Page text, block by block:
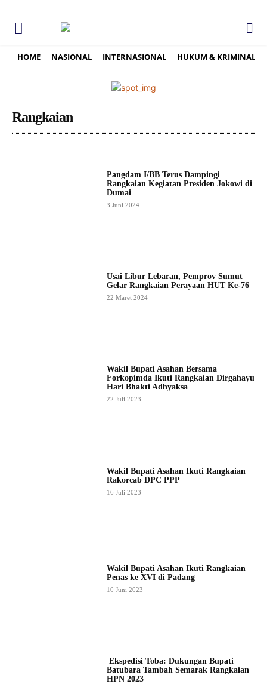
HOME NASIONAL INTERNASIONAL HUKUM & KRIMINAL
Rangkaian
Pangdam I/BB Terus Dampingi
Rangkaian Kegiatan Presiden Jokowi di
Dumai
3 Juni 2024
Usai Libur Lebaran, Pemprov Sumut
Gelar Rangkaian Perayaan HUT Ke-76
22 Maret 2024
Wakil Bupati Asahan Bersama
Forkopimda Ikuti Rangkaian Dirgahayu
Hari Bhakti Adhyaksa
22 Juli 2023
Wakil Bupati Asahan Ikuti Rangkaian
Rakorcab DPC PPP
16 Juli 2023
Wakil Bupati Asahan Ikuti Rangkaian
Penas ke XVI di Padang
10 Juni 2023
Ekspedisi Toba: Dukungan Bupati
Batubara Tambah Semarak Rangkaian
HPN 2023